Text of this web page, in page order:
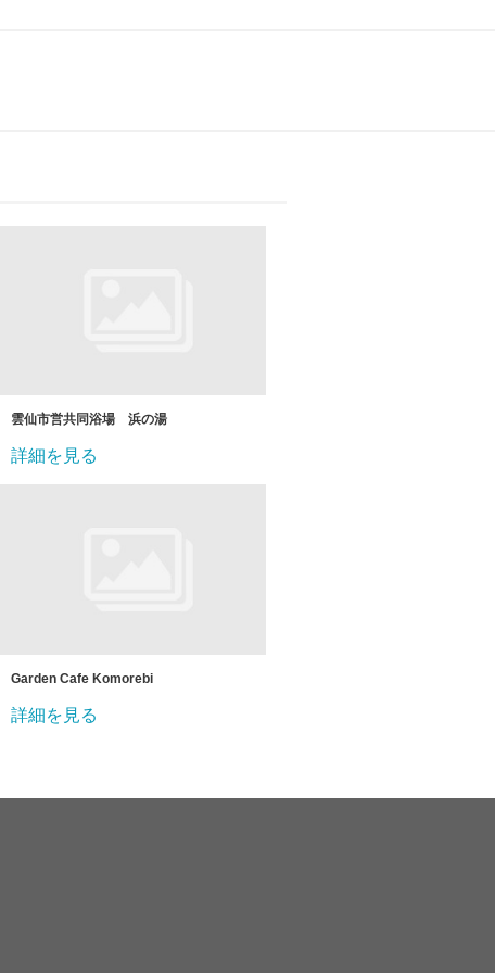
雲仙市営共同浴場 浜の湯
詳細を見る
Garden Cafe Komorebi
詳細を見る